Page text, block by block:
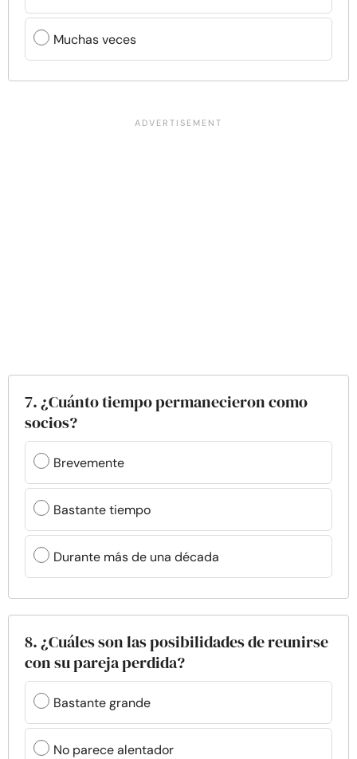
Muchas veces
7. ¿Cuánto tiempo permanecieron como
socios?
Brevemente
Bastante tiempo
Durante más de una década
8. ¿Cuáles son las posibilidades de reunirse
con su pareja perdida?
Bastante grande
No parece alentador